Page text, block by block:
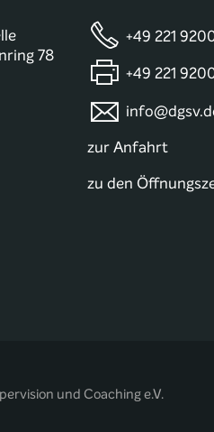
78
+49 221
+49 221
zur Anfahrt
zu den
und Coaching e.V.